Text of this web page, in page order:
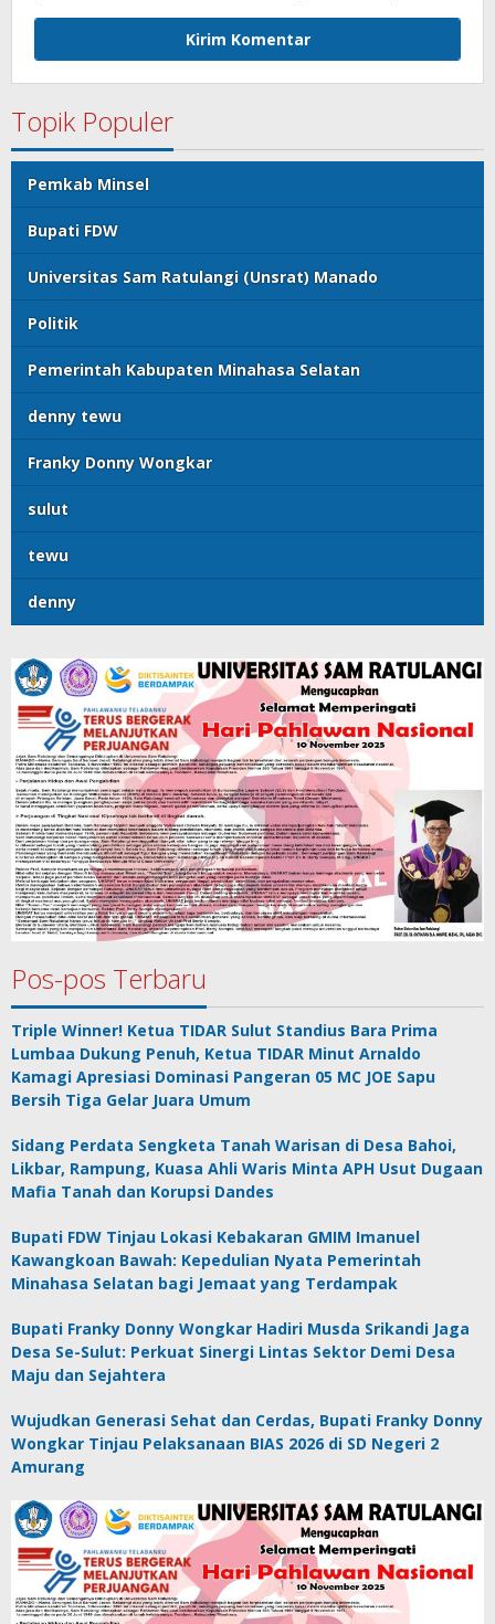
Topik Populer
Pemkab Minsel
Bupati FDW
Universitas Sam Ratulangi (Unsrat) Manado
Politik
Pemerintah Kabupaten Minahasa Selatan
denny tewu
Franky Donny Wongkar
sulut
tewu
denny
Pos-pos Terbaru
Triple Winner! Ketua TIDAR Sulut Standius Bara Prima
Lumbaa Dukung Penuh, Ketua TIDAR Minut Arnaldo
Kamagi Apresiasi Dominasi Pangeran 05 MC JOE Sapu
Bersih Tiga Gelar Juara Umum
Sidang Perdata Sengketa Tanah Warisan di Desa Bahoi,
Likbar, Rampung, Kuasa Ahli Waris Minta APH Usut Dugaan
Mafia Tanah dan Korupsi Dandes
Bupati FDW Tinjau Lokasi Kebakaran GMIM Imanuel
Kawangkoan Bawah: Kepedulian Nyata Pemerintah
Minahasa Selatan bagi Jemaat yang Terdampak
Bupati Franky Donny Wongkar Hadiri Musda Srikandi Jaga
Desa Se-Sulut: Perkuat Sinergi Lintas Sektor Demi Desa
Maju dan Sejahtera
Wujudkan Generasi Sehat dan Cerdas, Bupati Franky Donny
Wongkar Tinjau Pelaksanaan BIAS 2026 di SD Negeri 2
Amurang